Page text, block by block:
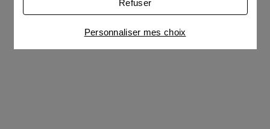
nos partenaires des cookies pour afficher des
publicités personnalisées
Connaître notre politique cookies et la liste de nos
partenaires
Personnaliser mes choix
Refuser